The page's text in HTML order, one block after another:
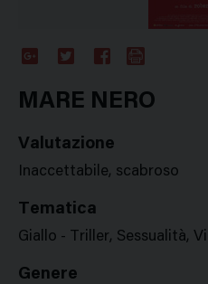
Plus
MARE NERO
Valutazione
Inaccettabile, scabroso
Tematica
Giallo - Triller, Sessualità,
Genere